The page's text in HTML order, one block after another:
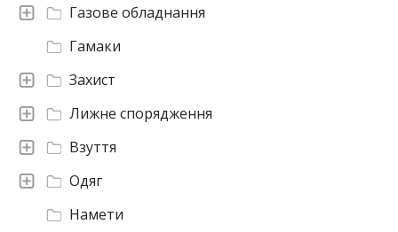
Намети
Одяг
Взуття
Лижне спорядження
Захист
Гамаки
Газове обладнання